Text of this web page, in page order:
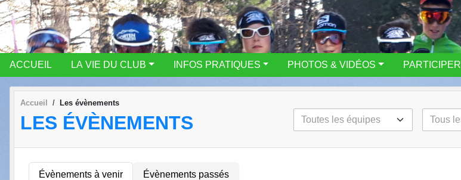
ACCUEIL LA VIE DU CLUB INFOS PRATIQUES PHOTOS & VIDÉOS PARTICIPER
Accueil Les évènements
LES ÉVÈNEMENTS
Évènements à venir Évènements passés